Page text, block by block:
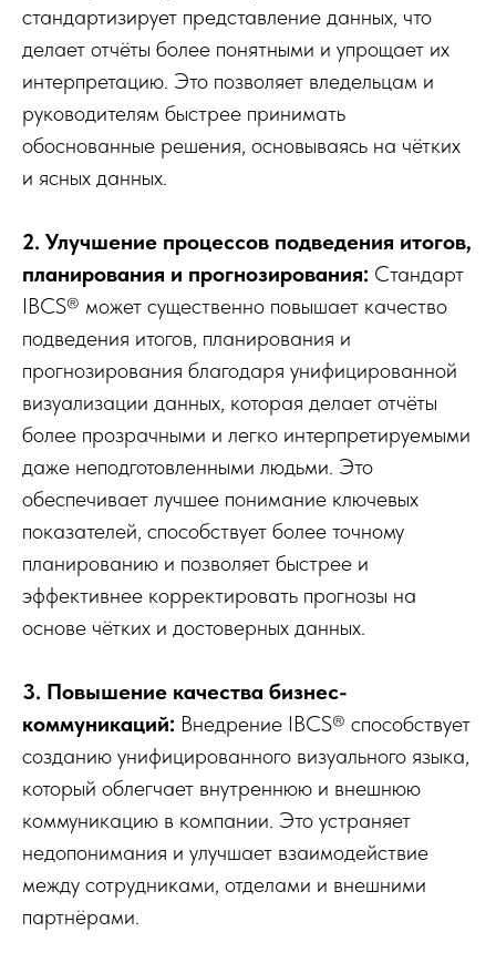
стандартизирует представление данных, что
делает отчёты более понятными и упрощает их
интерпретацию. Это позволяет вледельцам и
руководителям быстрее принимать
обоснованные решения, основываясь на чётких
и ясных данных.
2. Улучшение процессов подведения итогов,
планирования и прогнозирования: Стандарт
IBCS® может существенно повышает качество
подведения итогов, планирования и
прогнозирования благодаря унифицированной
визуализации данных, которая делает отчёты
более прозрачными и легко интерпретируемыми
даже неподготовленными людьми. Это
обеспечивает лучшее понимание ключевых
показателей, способствует более точному
планированию и позволяет быстрее и
эффективнее корректировать прогнозы на
основе чётких и достоверных данных.
3. Повышение качества бизнес-
коммуникаций: Внедрение IBCS® способствует
созданию унифицированного визуального языка,
который облегчает внутреннюю и внешнюю
коммуникацию в компании. Это устраняет
недопонимания и улучшает взаимодействие
между сотрудниками, отделами и внешними
партнёрами.